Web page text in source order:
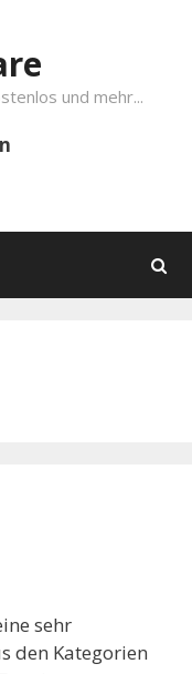
und mehr...
Suchen
sehr
den Kategorien